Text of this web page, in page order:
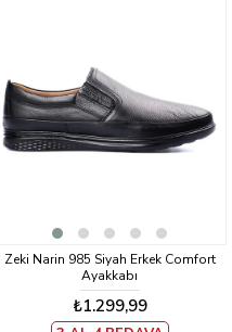
Zeki Narin 985 Siyah Erkek Comfort
Ayakkabı
₺1.299,99